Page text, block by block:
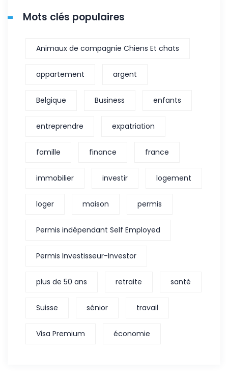
Mots clés populaires
Animaux de compagnie Chiens Et chats
appartement argent
Belgique Business enfants
entreprendre expatriation
famille finance france
immobilier investir logement
loger maison permis
Permis indépendant Self Employed
Permis Investisseur-Investor
plus de 50 ans retraite santé
Suisse sénior travail
Visa Premium économie